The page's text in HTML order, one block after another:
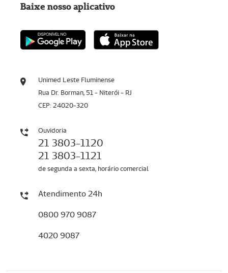
Unimed Leste Fluminense
Rua Dr. Borman, 51 - Niterói - RJ
CEP: 24020-320
Ouvidoria
21 3803-1120
21 3803-1121
de segunda a sexta, horário comercial
Atendimento 24h
0800 970 9087
4020 9087
Baixe nosso aplicativo